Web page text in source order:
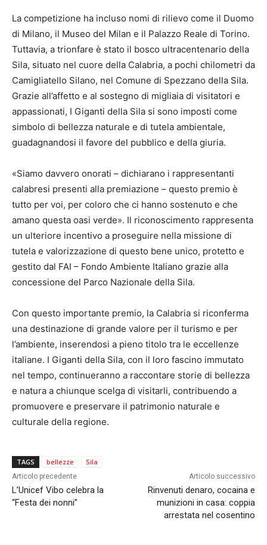
La competizione ha incluso nomi di rilievo come il Duomo
di Milano, il Museo del Milan e il Palazzo Reale di Torino.
Tuttavia, a trionfare è stato il bosco ultracentenario della
Sila, situato nel cuore della Calabria, a pochi chilometri da
Camigliatello Silano, nel Comune di Spezzano della Sila.
Grazie all’affetto e al sostegno di migliaia di visitatori e
appassionati, I Giganti della Sila si sono imposti come
simbolo di bellezza naturale e di tutela ambientale,
guadagnandosi il favore del pubblico e della giuria.
«Siamo davvero onorati – dichiarano i rappresentanti
calabresi presenti alla premiazione – questo premio è
tutto per voi, per coloro che ci hanno sostenuto e che
amano questa oasi verde». Il riconoscimento rappresenta
un ulteriore incentivo a proseguire nella missione di
tutela e valorizzazione di questo bene unico, protetto e
gestito dal FAI – Fondo Ambiente Italiano grazie alla
concessione del Parco Nazionale della Sila.
Con questo importante premio, la Calabria si riconferma
una destinazione di grande valore per il turismo e per
l’ambiente, inserendosi a pieno titolo tra le eccellenze
italiane. I Giganti della Sila, con il loro fascino immutato
nel tempo, continueranno a raccontare storie di bellezza
e natura a chiunque scelga di visitarli, contribuendo a
promuovere e preservare il patrimonio naturale e
culturale della regione.
TAGS bellezze Sila
Articolo precedente
L’Unicef Vibo celebra la
“Festa dei nonni”
Articolo successivo
Rinvenuti denaro, cocaina e
munizioni in casa: coppia
arrestata nel cosentino